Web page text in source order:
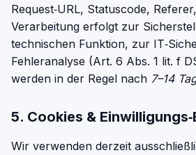
Request‑URL, Statuscode,
Verarbeitung erfolgt zur
technischen Funktion, zur
Fehleranalyse (Art. 6 Abs. 1 lit. f
werden in der Regel nach 7–14
5. Cookies &
Wir verwenden derzeit